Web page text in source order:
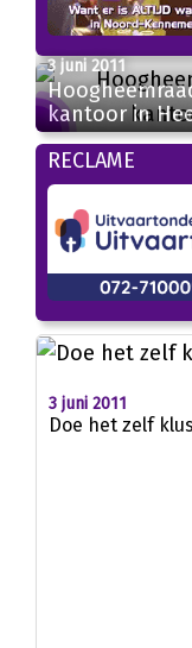
3 juni 2011
kantoor in
RECLAME
3 juni 2011
Doe het zelf